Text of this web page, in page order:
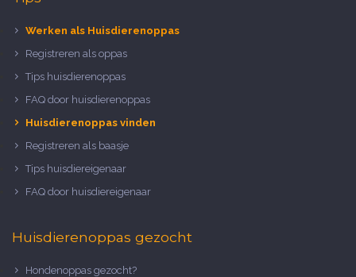
Werken als Huisdierenoppas
Registreren als oppas
Tips huisdierenoppas
FAQ door huisdierenoppas
Huisdierenoppas vinden
Registreren als baasje
Tips huisdiereigenaar
FAQ door huisdiereigenaar
Huisdierenoppas gezocht
Hondenoppas gezocht?